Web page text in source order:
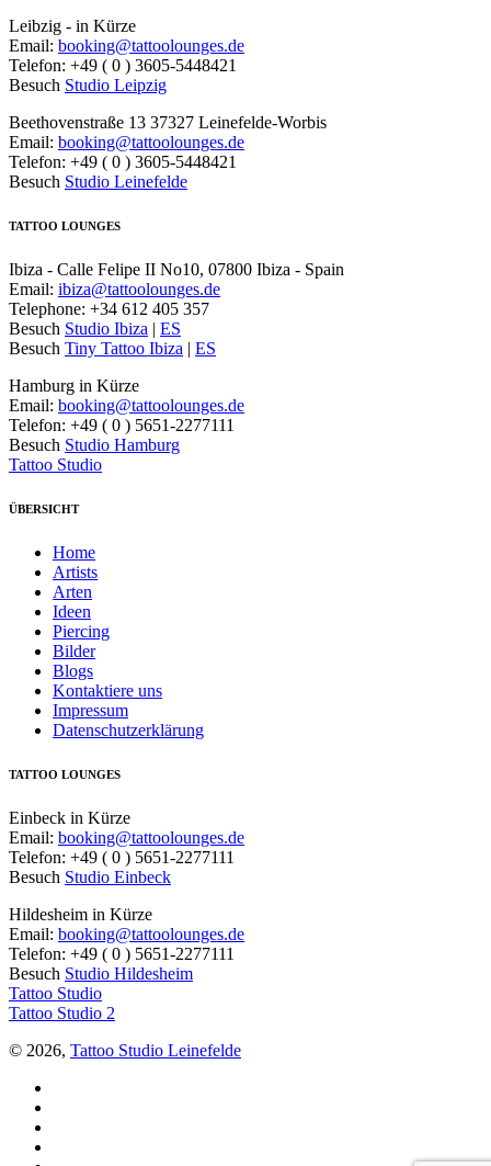
Leibzig - in Kürze
Email: booking@tattoolounges.de
Telefon: +49 ( 0 ) 3605-5448421
Besuch Studio Leipzig
Beethovenstraße 13 37327 Leinefelde-Worbis
Email: booking@tattoolounges.de
Telefon: +49 ( 0 ) 3605-5448421
Besuch Studio Leinefelde
TATTOO LOUNGES
Ibiza - Calle Felipe II No10, 07800 Ibiza - Spain
Email: ibiza@tattoolounges.de
Telephone: +34 612 405 357
Besuch Studio Ibiza | ES
Besuch Tiny Tattoo Ibiza | ES
Hamburg in Kürze
Email: booking@tattoolounges.de
Telefon: +49 ( 0 ) 5651-2277111
Besuch Studio Hamburg
Tattoo Studio
ÜBERSICHT
Home
Artists
Arten
Ideen
Piercing
Bilder
Blogs
Kontaktiere uns
Impressum
Datenschutzerklärung
TATTOO LOUNGES
Einbeck in Kürze
Email: booking@tattoolounges.de
Telefon: +49 ( 0 ) 5651-2277111
Besuch Studio Einbeck
Hildesheim in Kürze
Email: booking@tattoolounges.de
Telefon: +49 ( 0 ) 5651-2277111
Besuch Studio Hildesheim
Tattoo Studio
Tattoo Studio 2
© 2026, Tattoo Studio Leinefelde